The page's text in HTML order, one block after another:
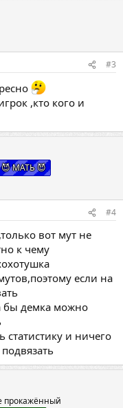
#3
,кто кого и
😈 МАТЬ 😈
#4
вот мут не
к чему
если на
бы демка можно
статистику и ничего
прокажëнный